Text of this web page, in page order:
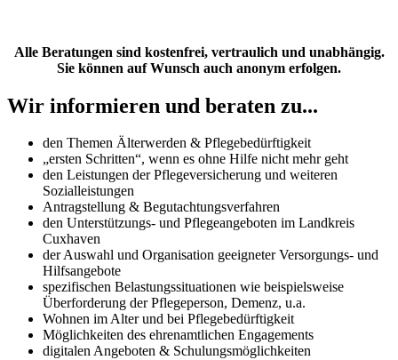
Alle Beratungen sind kostenfrei, vertraulich und unabhängig.
Sie können auf Wunsch auch anonym erfolgen.
Wir informieren und beraten zu...
den Themen Älterwerden & Pflegebedürftigkeit
„ersten Schritten“, wenn es ohne Hilfe nicht mehr geht
den Leistungen der Pflegeversicherung und weiteren
Sozialleistungen
Antragstellung & Begutachtungsverfahren
den Unterstützungs- und Pflegeangeboten im Landkreis
Cuxhaven
der Auswahl und Organisation geeigneter Versorgungs- und
Hilfsangebote
spezifischen Belastungssituationen wie beispielsweise
Überforderung der Pflegeperson, Demenz, u.a.
Wohnen im Alter und bei Pflegebedürftigkeit
Möglichkeiten des ehrenamtlichen Engagements
digitalen Angeboten & Schulungsmöglichkeiten